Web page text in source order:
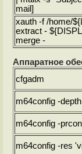
mail]
xauth -f /home/
extract -
merge -
Аппаратное
cfgadm
m64config -
m64config -
m64config -res